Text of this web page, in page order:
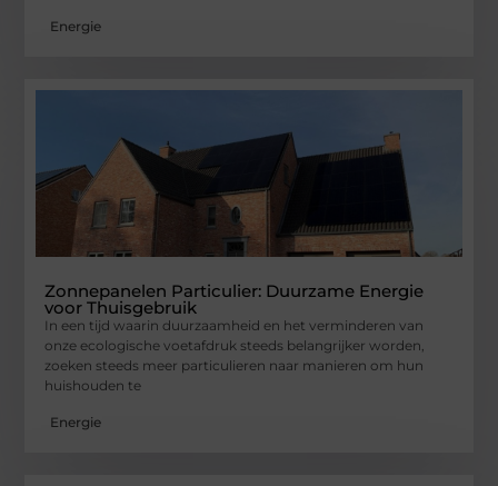
Energie
Zonnepanelen Particulier: Duurzame Energie
voor Thuisgebruik
In een tijd waarin duurzaamheid en het verminderen van
onze ecologische voetafdruk steeds belangrijker worden,
zoeken steeds meer particulieren naar manieren om hun
huishouden te
Energie